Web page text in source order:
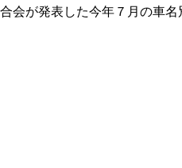
会が発表した今年７月の車名